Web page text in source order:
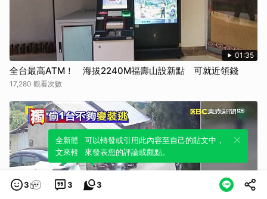
01:35
全台最高ATM！ 海拔2240M福壽山設新點 可就近領錢
17,280 觀看次數
3 3
全新體驗！一鍵引用此內容，透過發布貼
文來輕鬆表達個人立場。
3
可以轉發或引用此內容至自己的貼文中，
來發表您的評論或觀點。